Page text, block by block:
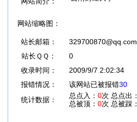
网站缩略图：
站长邮箱：
329700870@qq.com
站长ＱＱ：
0
收录时间：
2009/9/7 2:02:34
报错情况：
该网站已被报错30
统计数据：
总点入： 0次 总点出：
总被顶： 0次 总被踩：